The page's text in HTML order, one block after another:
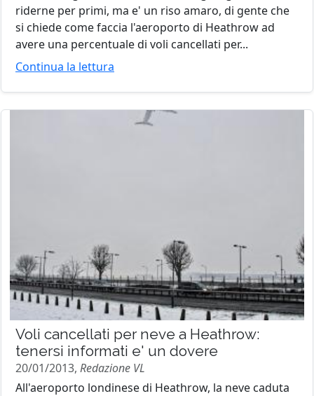
riderne per primi, ma e' un riso amaro, di gente che
si chiede come faccia l'aeroporto di Heathrow ad
avere una percentuale di voli cancellati per...
Continua la lettura
Voli cancellati per neve a Heathrow:
tenersi informati e' un dovere
20/01/2013, Redazione VL
All'aeroporto londinese di Heathrow, la neve caduta